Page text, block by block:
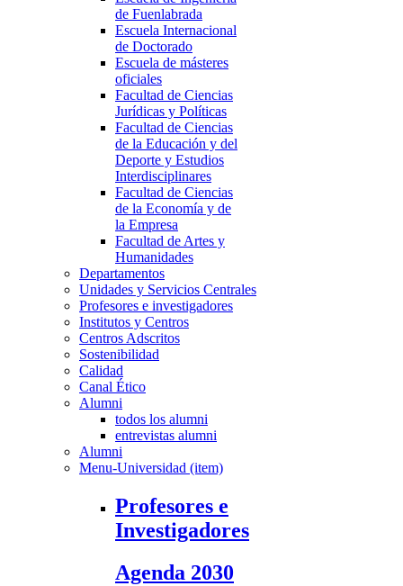
de Fuenlabrada
Escuela Internacional
de Doctorado
Escuela de másteres
oficiales
Facultad de Ciencias
Jurídicas y Políticas
Facultad de Ciencias
de la Educación y del
Deporte y Estudios
Interdisciplinares
Facultad de Ciencias
de la Economía y de
la Empresa
Facultad de Artes y
Humanidades
Departamentos
Unidades y Servicios Centrales
Profesores e investigadores
Institutos y Centros
Centros Adscritos
Sostenibilidad
Calidad
Canal Ético
Alumni
todos los alumni
entrevistas alumni
Alumni
Menu-Universidad (item)
Profesores e
Investigadores
Agenda 2030